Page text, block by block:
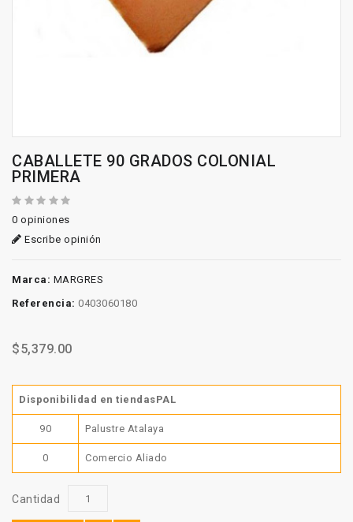
CABALLETE 90 GRADOS COLONIAL
PRIMERA
0 opiniones
Escribe opinión
Marca: MARGRES
Referencia: 0403060180
$5,379.00
Disponibilidad en tiendasPAL
90 Palustre Atalaya
0 Comercio Aliado
Cantidad